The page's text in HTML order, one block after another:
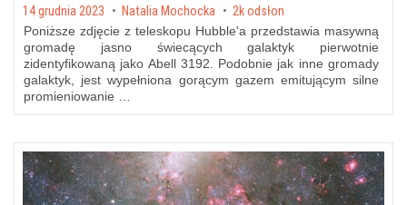
Posted on
14 grudnia 2023 by Natalia Mochocka 2k odsłon
Poniższe zdjęcie z teleskopu Hubble'a przedstawia masywną
gromadę jasno świecących galaktyk pierwotnie
zidentyfikowaną jako Abell 3192. Podobnie jak inne gromady
galaktyk, jest wypełniona gorącym gazem emitującym silne
promieniowanie …